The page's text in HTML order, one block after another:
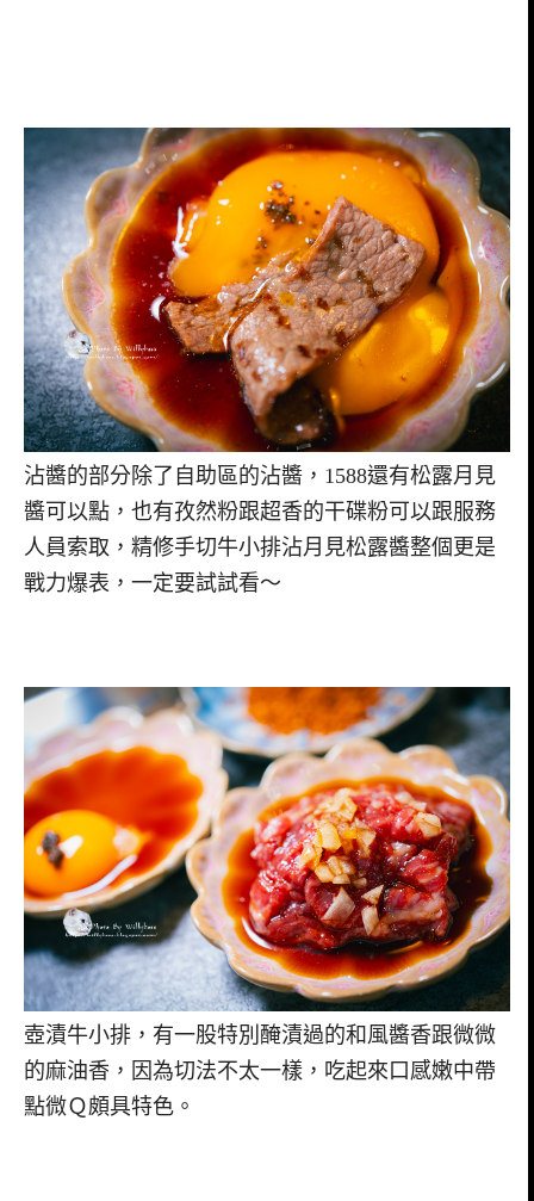
沾醬的部分除了自助區的沾醬，1588還有松露月見
醬可以點，也有孜然粉跟超香的干碟粉可以跟服務
人員索取，精修手切牛小排沾月見松露醬整個更是
戰力爆表，一定要試試看～
壺漬牛小排，有一股特別醃漬過的和風醬香跟微微
的麻油香，因為切法不太一樣，吃起來口感嫩中帶
點微Ｑ頗具特色。